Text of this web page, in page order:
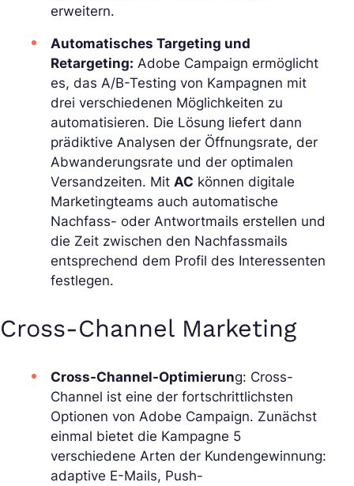
erweitern.
Automatisches Targeting und
Retargeting: Adobe Campaign ermöglicht
es, das A/B-Testing von Kampagnen mit
drei verschiedenen Möglichkeiten zu
automatisieren. Die Lösung liefert dann
prädiktive Analysen der Öffnungsrate, der
Abwanderungsrate und der optimalen
Versandzeiten. Mit AC können digitale
Marketingteams auch automatische
Nachfass- oder Antwortmails erstellen und
die Zeit zwischen den Nachfassmails
entsprechend dem Profil des Interessenten
festlegen.
Cross-Channel Marketing
Cross-Channel-Optimierung: Cross-
Channel ist eine der fortschrittlichsten
Optionen von Adobe Campaign. Zunächst
einmal bietet die Kampagne 5
verschiedene Arten der Kundengewinnung:
adaptive E-Mails, Push-